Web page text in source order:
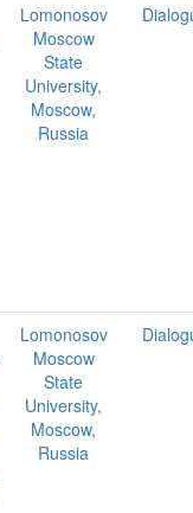
Lomonosov
Moscow
State
University,
Moscow,
Russia
Lomonosov
Moscow
State
University,
Moscow,
Russia